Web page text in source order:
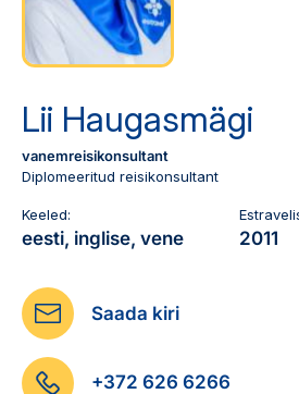
Reisitarvete e-pood
Airalo eSIM
Reisija meelespea
Kuldkaart
Platinum Club
Püsisoodustused
Boonuspunktid
Meist
Ettevõttest, kontaktid,
tööle, uudised...
Ettevõttest
Kontaktid
Reisikonsultandi teenus
Tule tööle
Uudised
Lii Haugasmägi
vanemreisikonsultant
Diplomeeritud reisikonsultant
Keeled:
eesti, inglise, vene 2011
Saada kiri
+372 626 6266